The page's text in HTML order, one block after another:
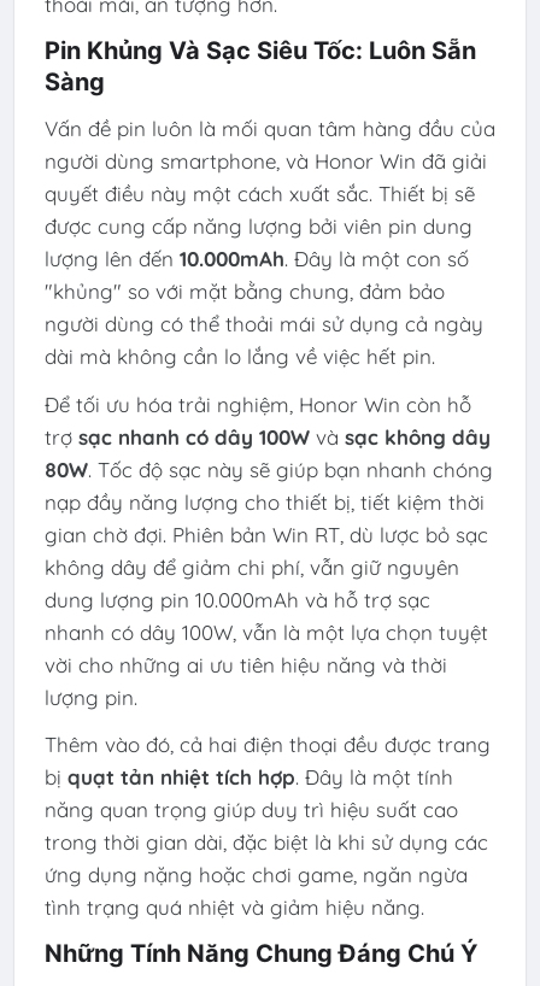
Pin Khủng Và Sạc Siêu Tốc: Luôn Sẵn
Sàng
Vấn đề pin luôn là mối quan tâm hàng đầu của
người dùng smartphone, và Honor Win đã giải
quyết điều này một cách xuất sắc. Thiết bị sẽ
được cung cấp năng lượng bởi viên pin dung
lượng lên đến 10.000mAh. Đây là một con số
"khủng" so với mặt bằng chung, đảm bảo
người dùng có thể thoải mái sử dụng cả ngày
dài mà không cần lo lắng về việc hết pin.
Để tối ưu hóa trải nghiệm, Honor Win còn hỗ
trợ sạc nhanh có dây 100Wvà sạc không dây
80W. Tốc độ sạc này sẽ giúp bạn nhanh chóng
nạp đầy năng lượng cho thiết bị, tiết kiệm thời
gian chờ đợi. Phiên bản Win RT, dù lược bỏ sạc
không dây để giảm chi phí, vẫn giữ nguyên
dung lượng pin 10.000mAh và hỗ trợ sạc
nhanh có dây 100W, vẫn là một lựa chọn tuyệt
vời cho những ai ưu tiên hiệu năng và thời
lượng pin.
Thêm vào đó, cả hai điện thoại đều được trang
bị quạt tản nhiệt tích hợp. Đây là một tính
năng quan trọng giúp duy trì hiệu suất cao
trong thời gian dài, đặc biệt là khi sử dụng các
ứng dụng nặng hoặc chơi game, ngăn ngừa
tình trạng quá nhiệt và giảm hiệu năng.
Những Tính Năng Chung Đáng Chú Ý